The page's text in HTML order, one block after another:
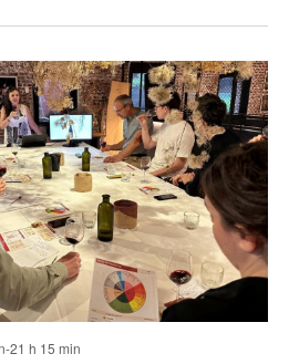
-21 h 15 min